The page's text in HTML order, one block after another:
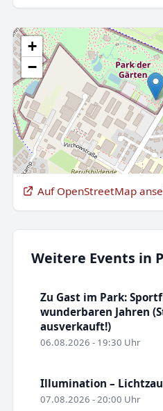
+
−
Auf OpenStreetMap
Weitere Events in
Zu Gast im Park:
wunderbaren Jahren
ausverkauft!)
06.08.2026 - 19:30 Uhr
Illumination –
07.08.2026 - 20:00 Uhr